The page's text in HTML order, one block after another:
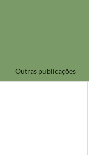
Outras publicações